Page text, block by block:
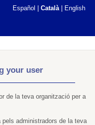
Español Català| English
your user
de la teva organització per a
pels administradors de la teva